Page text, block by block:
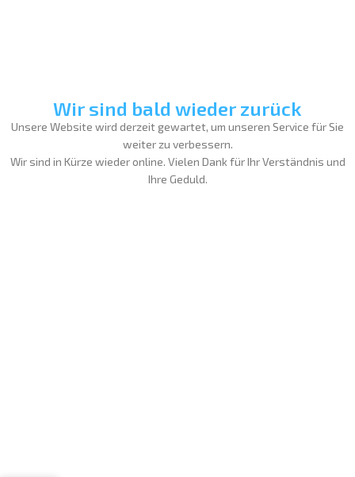
Wir sind bald wieder zurück
Unsere Website wird derzeit gewartet, um unseren Service für Sie
weiter zu verbessern.
Wir sind in Kürze wieder online. Vielen Dank für Ihr Verständnis und
Ihre Geduld.